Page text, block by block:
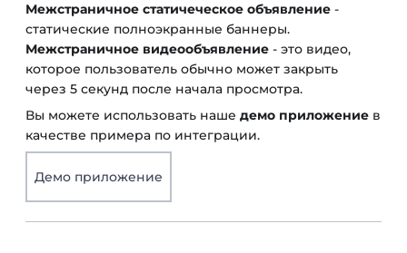
Межстраничное статичеческое объявление -
статические полноэкранные баннеры.
Межстраничное видеообъявление - это видео,
которое пользователь обычно может закрыть
через 5 секунд после начала просмотра.
Вы можете использовать наше демо приложение в
качестве примера по интеграции.
Демо приложение